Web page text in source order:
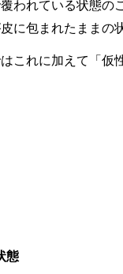
われている状態の
に包まれたままの
これに加えて「
態